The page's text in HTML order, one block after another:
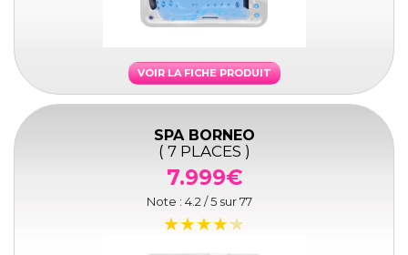
VOIR LA FICHE PRODUIT
SPA BORNEO
( 7 PLACES )
7.999€
Note : 4.2 / 5 sur77